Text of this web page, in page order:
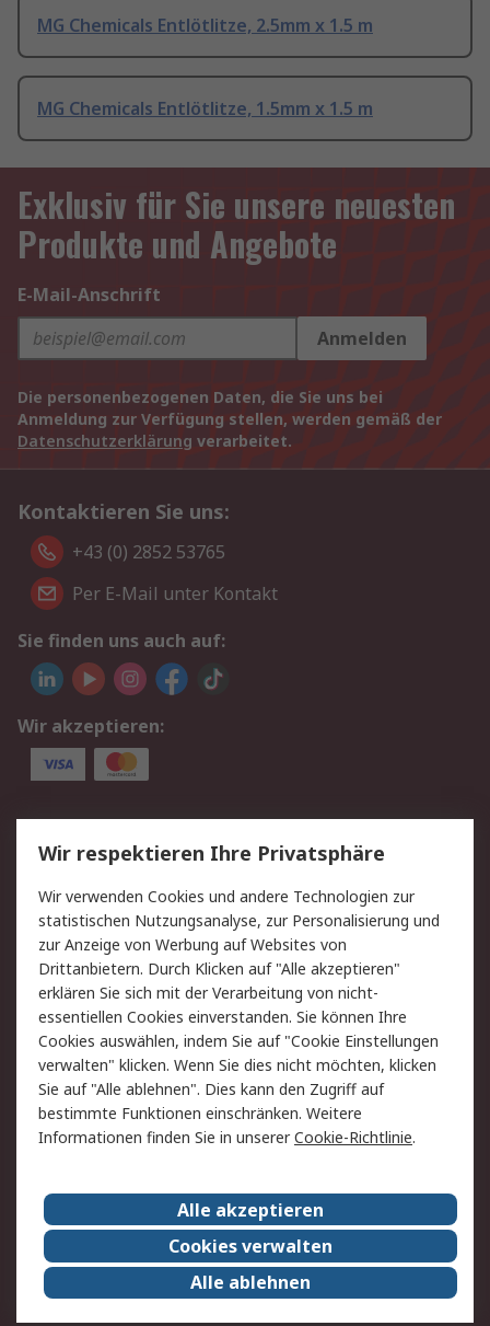
MG Chemicals Entlötlitze, 2.5mm x 1.5 m
MG Chemicals Entlötlitze, 1.5mm x 1.5 m
Exklusiv für Sie unsere neuesten
Produkte und Angebote
E-Mail-Anschrift
Anmelden
Die personenbezogenen Daten, die Sie uns bei
Anmeldung zur Verfügung stellen, werden gemäß der
Datenschutzerklärung verarbeitet.
Kontaktieren Sie uns:
+43 (0) 2852 53765
Per E-Mail unter Kontakt
Sie finden uns auch auf:
Wir akzeptieren:
Service
Value Added Services
Lieferlösungen
Rücksendung/Entsorgung Kontakt
Hilfe
Rechtliches
RS Verkaufs- und
Lieferbedingungen
Datenschutz
Cookie-Richtlinie
Zahlungsbedingungen
Impressum
Webseite Konditionen
RS weltweit
Karriere bei RS
Nachhaltigkeit
Qualität/Zertifikate
Presse-Center
Event-Center
Wir respektieren Ihre Privatsphäre
Wir verwenden Cookies und andere Technologien zur
statistischen Nutzungsanalyse, zur Personalisierung und
zur Anzeige von Werbung auf Websites von
Drittanbietern. Durch Klicken auf "Alle akzeptieren"
erklären Sie sich mit der Verarbeitung von nicht-
essentiellen Cookies einverstanden. Sie können Ihre
Cookies auswählen, indem Sie auf "Cookie Einstellungen
verwalten" klicken. Wenn Sie dies nicht möchten, klicken
Sie auf "Alle ablehnen". Dies kann den Zugriff auf
bestimmte Funktionen einschränken. Weitere
Informationen finden Sie in unsererCookie-Richtlinie.
Alle akzeptieren
Cookies verwalten
Alle ablehnen